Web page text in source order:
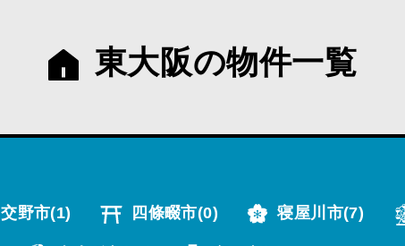
東大阪の物件一覧
交野市(1) 四條畷市(0) 寝屋川市(7)